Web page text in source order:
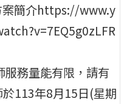
案簡介https://www.y
服務量能有限，請有
113年8月15日(星期